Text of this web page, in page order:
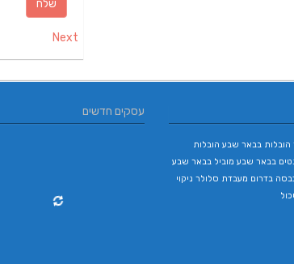
Next
עסקים חדשים
הובלות בבאר שבע הובלות
בבאר שבע מוביל בבאר שבע
בדרום מעבדת סלולר ניקוי